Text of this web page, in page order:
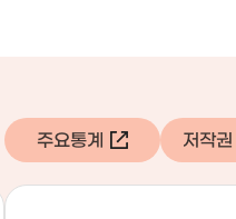
주요통계 저작